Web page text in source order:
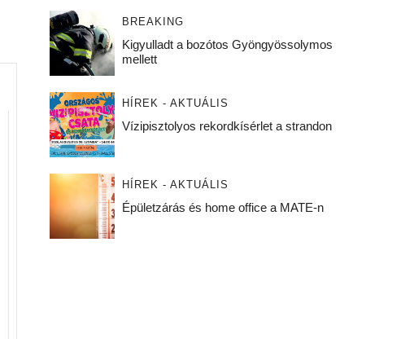
BREAKING
Kigyulladt a bozótos Gyöngyössolymos
mellett
HÍREK - AKTUÁLIS
Vízipisztolyos rekordkísérlet a strandon
HÍREK - AKTUÁLIS
Épületzárás és home office a MATE-n